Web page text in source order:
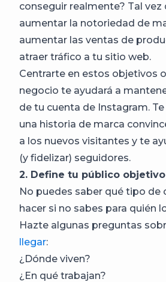
conseguir realmente? Tal vez
aumentar la notoriedad de
aumentar las ventas de
atraer tráfico a tu sitio web.
Centrarte en estos objetivos
negocio te ayudará a
de tu cuenta de Instagram.
una historia de marca
a los nuevos visitantes y te
(y fidelizar) seguidores.
2. Define tu público objetivo
No puedes saber qué tipo de
hacer si no sabes para quién
Hazte algunas preguntas
llegar:
¿Dónde viven?
¿En qué trabajan?